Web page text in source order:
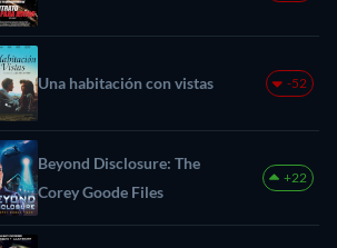
Una habitación con vistas -52
Beyond Disclosure: The
Corey Goode Files
+22